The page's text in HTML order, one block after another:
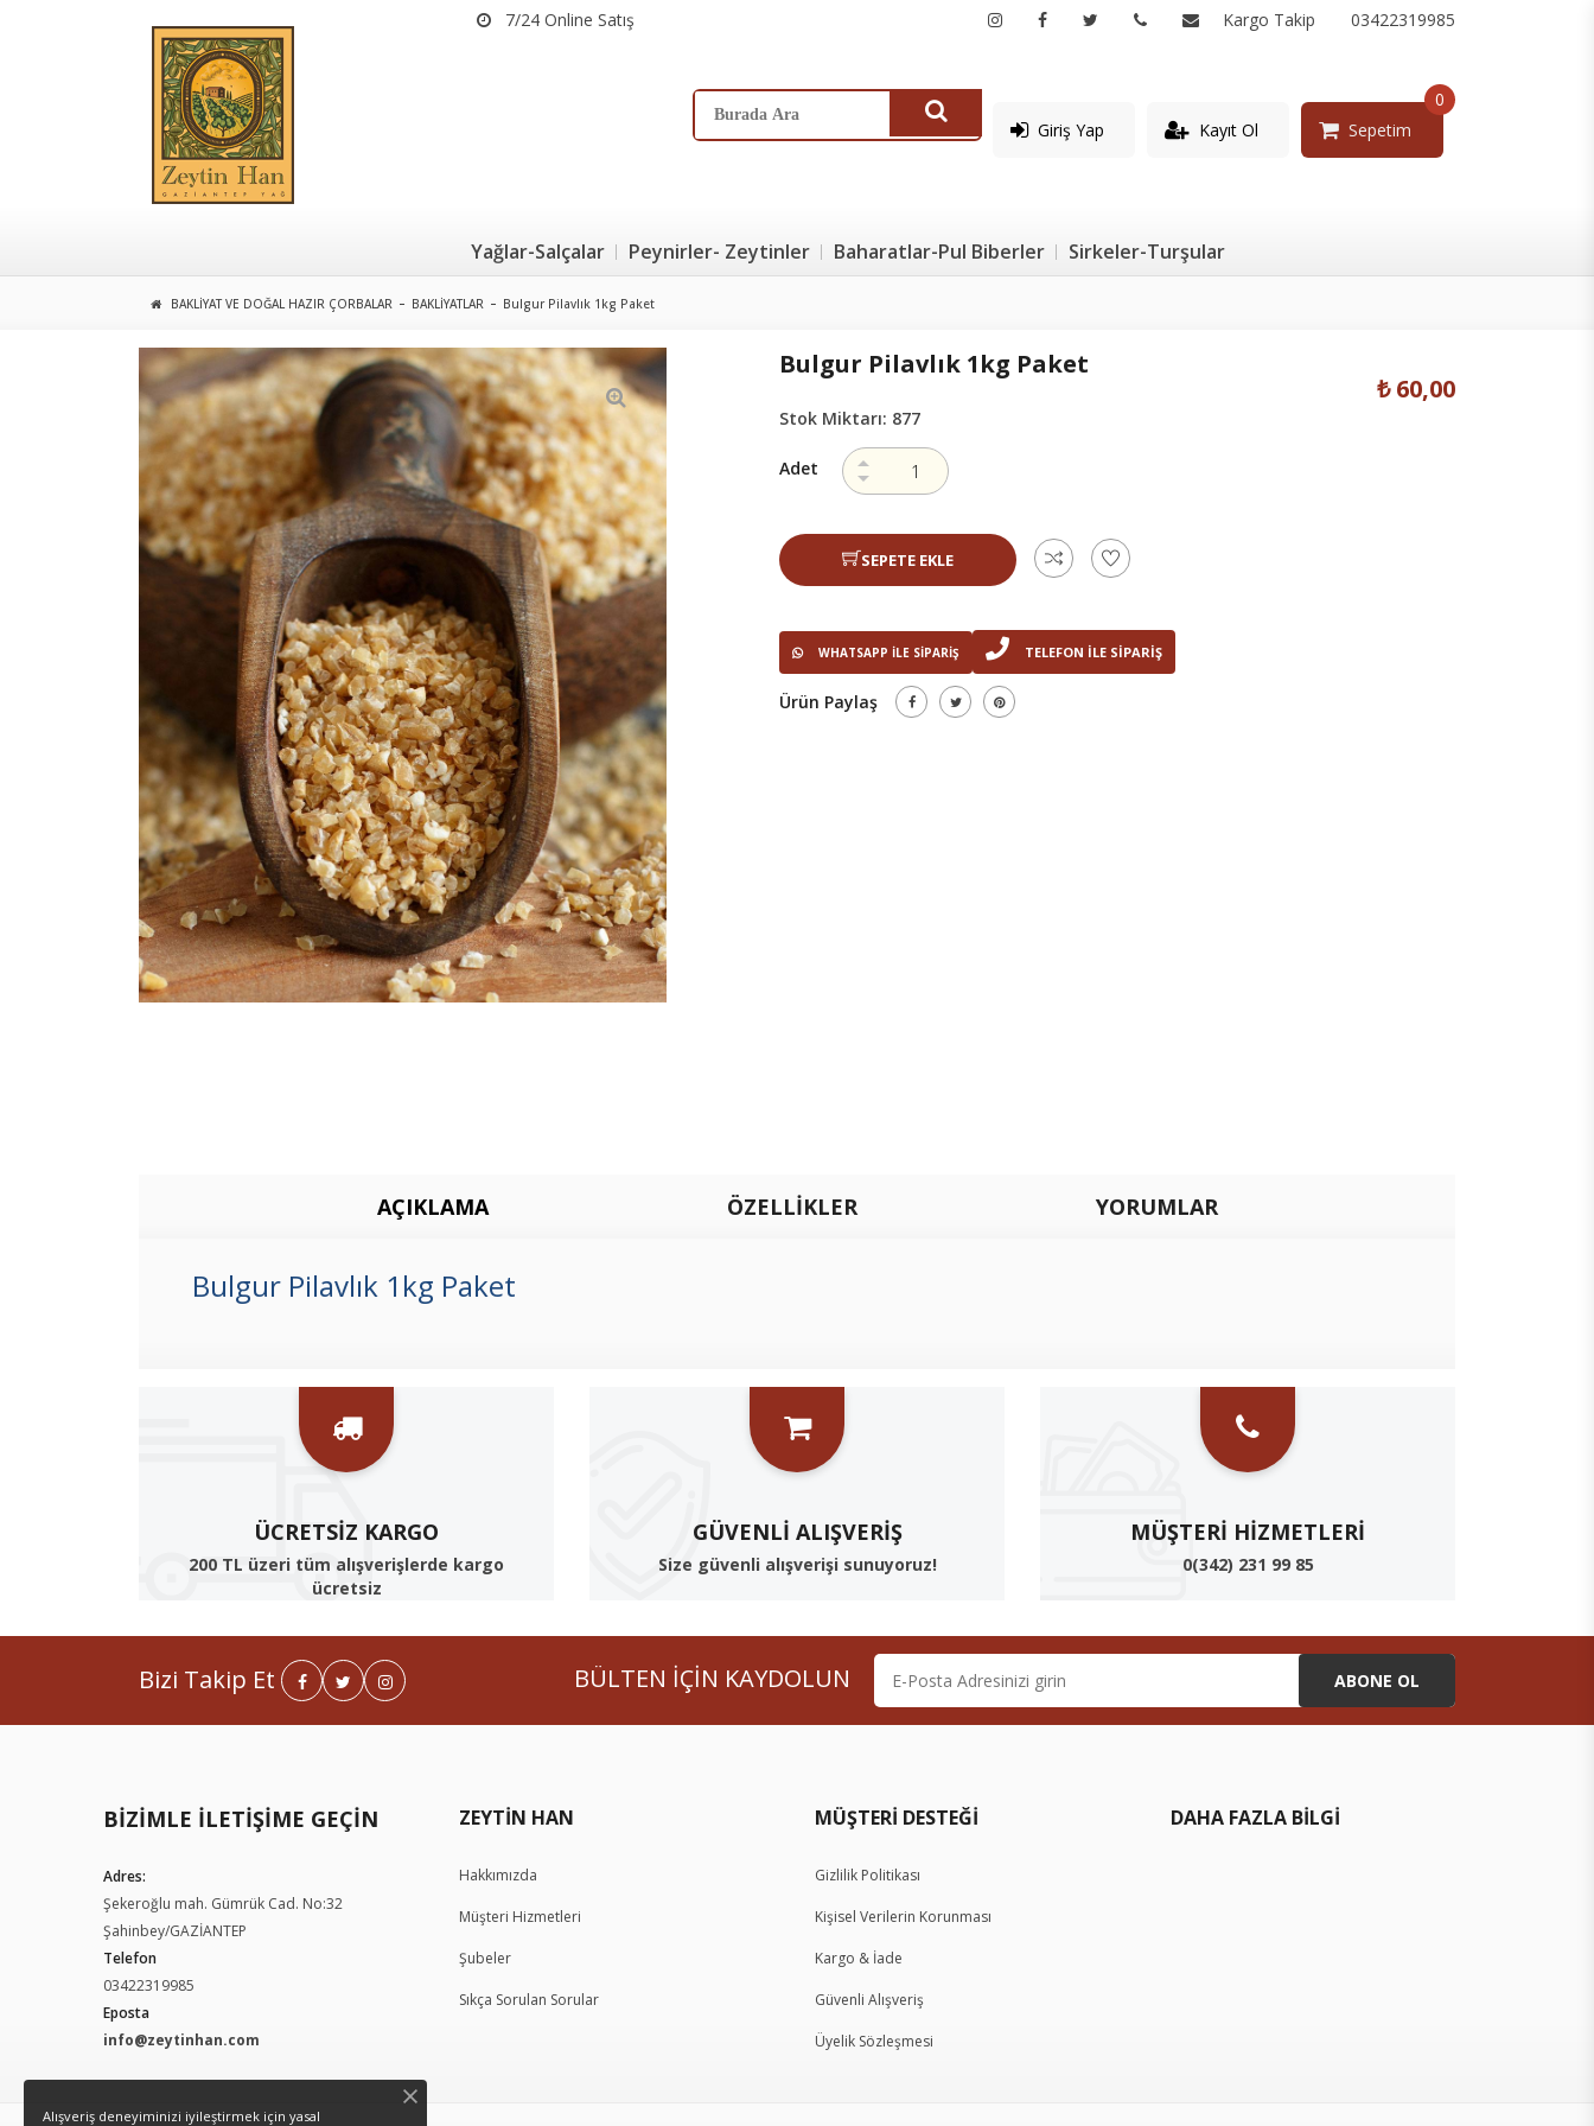
7/24 Online Satış Kargo Takip 03422319985
Giriş Yap Kayıt Ol Sepetim
0
Yağlar-Salçalar Peynirler- Zeytinler Baharatlar-Pul Biberler Sirkeler-Turşular
BAKLIYAT VE DOĞAL HAZIR ÇORBALAR BAKLIYATLAR Bulgur Pilavlık 1kg Paket
Bulgur Pilavlık 1kg Paket
₺ 60,00
Stok Miktarı: 877
Adet
SEPETE EKLE
WHATSAPP ILE SIPARIŞ TELEFON ILE SIPARIŞ
Ürün Paylaş
AÇIKLAMA ÖZELLİKLER YORUMLAR
Bulgur Pilavlık 1kg Paket
ÜCRETSIZ KARGO
200 TL üzeri tüm alışverişlerde kargo
ücretsiz
GÜVENLI ALIŞVERIŞ
Size güvenli alışverişi sunuyoruz!
MÜŞTERI HIZMETLERI
0(342) 231 99 85
Bizi Takip Et BÜLTEN İÇİN KAYDOLUN ABONE OL
BIZIMLE İLETIŞIME GEÇIN
Adres:
Şekeroğlu mah. Gümrük Cad. No:32
Şahinbey/GAZİANTEP
Telefon
03422319985
Eposta
info@zeytinhan.com
Hakkımızda
Müşteri Hizmetleri
Şubeler
Sıkça Sorulan Sorular
Gizlilik Politikası
Kişisel Verilerin Korunması
Kargo & İade
Güvenli Alışveriş
Üyelik Sözleşmesi
Alışveriş deneyiminizi iyileştirmek için yasal